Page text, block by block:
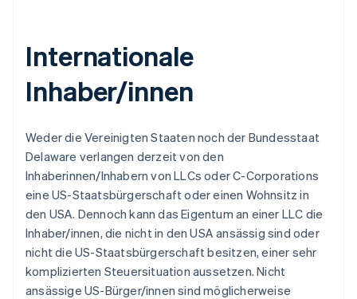
Internationale
Inhaber/innen
Weder die Vereinigten Staaten noch der Bundesstaat
Delaware verlangen derzeit von den
Inhaberinnen/Inhabern von LLCs oder C-Corporations
eine US-Staatsbürgerschaft oder einen Wohnsitz in
den USA. Dennoch kann das Eigentum an einer LLC die
Inhaber/innen, die nicht in den USA ansässig sind oder
nicht die US-Staatsbürgerschaft besitzen, einer sehr
komplizierten Steuersituation aussetzen. Nicht
ansässige US-Bürger/innen sind möglicherweise